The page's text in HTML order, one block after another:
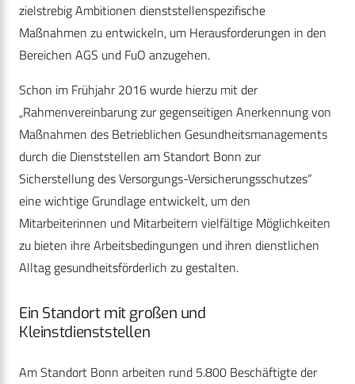
zielstrebig Ambitionen dienststellenspezifische
Maßnahmen zu entwickeln, um Herausforderungen in den
Bereichen AGS und FuO anzugehen.
Schon im Frühjahr 2016 wurde hierzu mit der
„Rahmenvereinbarung zur gegenseitigen Anerkennung von
Maßnahmen des Betrieblichen Gesundheitsmanagements
durch die Dienststellen am Standort Bonn zur
Sicherstellung des Versorgungs-Versicherungsschutzes“
eine wichtige Grundlage entwickelt, um den
Mitarbeiterinnen und Mitarbeitern vielfältige Möglichkeiten
zu bieten ihre Arbeitsbedingungen und ihren dienstlichen
Alltag gesundheitsförderlich zu gestalten.
Ein Standort mit großen und
Kleinstdienststellen
Am Standort Bonn arbeiten rund 5.800 Beschäftigte der